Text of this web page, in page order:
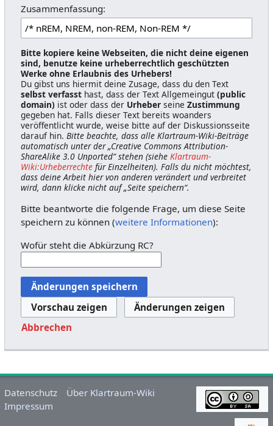
Zusammenfassung:
Bitte kopiere keine Webseiten, die nicht deine eigenen
sind, benutze keine urheberrechtlich geschützten
Werke ohne Erlaubnis des Urhebers!
Du gibst uns hiermit deine Zusage, dass du den Text
selbst verfasst hast, dass der Text Allgemeingut(public
domain) ist oder dass der Urheber seineZustimmung
gegeben hat. Falls dieser Text bereits woanders
veröffentlicht wurde, weise bitte auf der Diskussionsseite
darauf hin.Bitte beachte, dass alle Klartraum-Wiki-Beiträge
automatisch unter der „Creative Commons Attribution-
ShareAlike 3.0 Unported“ stehen (sieheKlartraum-
Wiki:Urheberrechte für Einzelheiten). Falls du nicht möchtest,
dass deine Arbeit hier von anderen verändert und verbreitet
wird, dann klicke nicht auf „Seite speichern“.
Bitte beantworte die folgende Frage, um diese Seite
speichern zu können (weitere Informationen):
Wofür steht die Abkürzung RC?
Abbrechen
Datenschutz
Über Klartraum-Wiki
Impressum